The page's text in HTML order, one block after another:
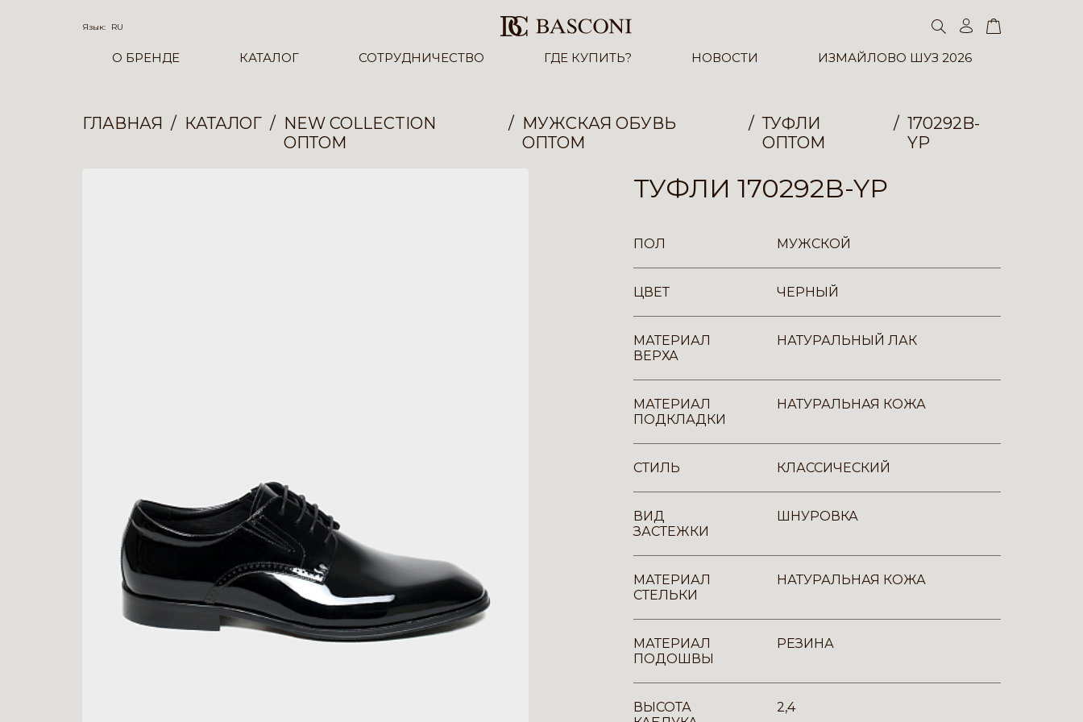
Язык: RU
О БРЕНДЕ КАТАЛОГ СОТРУДНИЧЕСТВО ГДЕ КУПИТЬ? НОВОСТИ ИЗМАЙЛОВО ШУЗ 2026
ГЛАВНАЯ КАТАЛОГ
NEW COLLECTION
ОПТОМ
МУЖСКАЯ ОБУВЬ
ОПТОМ
ТУФЛИ
ОПТОМ
170292B-
YP
ТУФЛИ 170292B-YP
ПОЛ МУЖСКОЙ
ЦВЕТ ЧЕРНЫЙ
МАТЕРИАЛ
ВЕРХА
НАТУРАЛЬНЫЙ ЛАК
МАТЕРИАЛ
ПОДКЛАДКИ
НАТУРАЛЬНАЯ КОЖА
СТИЛЬ КЛАССИЧЕСКИЙ
ВИД
ЗАСТЕЖКИ
ШНУРОВКА
МАТЕРИАЛ
СТЕЛЬКИ
НАТУРАЛЬНАЯ КОЖА
МАТЕРИАЛ
ПОДОШВЫ
РЕЗИНА
ВЫСОТА
2,4